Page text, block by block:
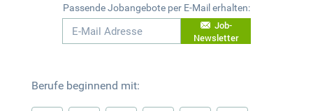
Passende Jobangebote per E-Mail erhalten:
Job-
Newsletter
Berufe beginnend mit: